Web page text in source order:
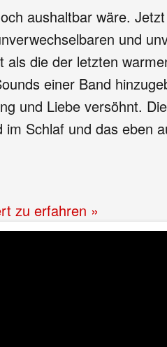
aushaltbar wäre.
und
die der letzten
einer Band
und Liebe versöhnt.
Schlaf und das eben
zu erfahren »